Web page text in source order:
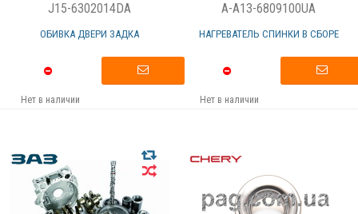
J15-6302014DA
ОБИВКА ДВЕРИ ЗАДКА
Нет в наличии
A-A13-6809100UA
НАГРЕВАТЕЛЬ СПИНКИ В СБОРЕ
Нет в наличии